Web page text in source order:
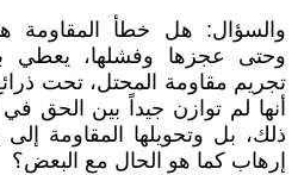
والسؤال: هل خطأ المقاومة
وحتى عجزها وفشلها، يعطي
تجريم مقاومة المحتل، تحت
أنها لم توازن جيداً بين الحق
ذلك، بل وتحويلها المقاومة
إرهاب كما هو الحال مع البعض؟